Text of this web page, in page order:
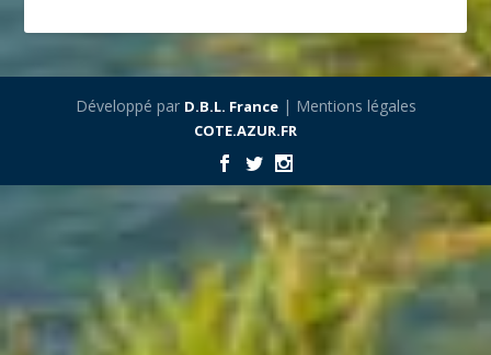
Développé par D.B.L. France| Mentions légales
COTE.AZUR.FR